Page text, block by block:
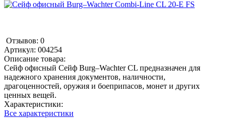
Отзывов: 0
Артикул: 004254
Описание товара:
Сейф офисный Сейф Burg–Wachter CL предназначен для
надежного хранения документов, наличности,
драгоценностей, оружия и боеприпасов, монет и других
ценных вещей.
Характеристики:
Все характеристики